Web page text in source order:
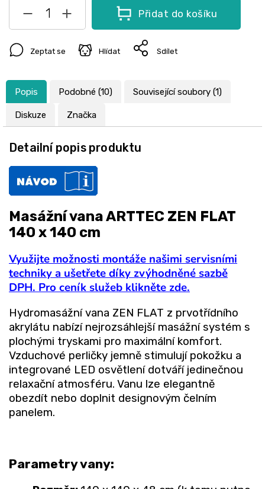
Přidat do košíku
Zeptat se Hlídat Sdílet
Popis Podobné (10) Související soubory (1)
Diskuze Značka
Detailní popis produktu
Masážní vana ARTTEC ZEN FLAT
140 x 140 cm
Využijte možnosti montáže našimi servisními
techniky a ušetřete díky zvýhodněné sazbě
DPH. Pro ceník služeb klikněte zde.
Hydromasážní vana ZEN FLAT z prvotřídního
akrylátu nabízí nejrozsáhlejší masážní systém s
plochými tryskami pro maximální komfort.
Vzduchové perličky jemně stimulují pokožku a
integrované LED osvětlení dotváří jedinečnou
relaxační atmosféru. Vanu lze elegantně
obezdít nebo doplnit designovým čelním
panelem.
Parametry vany: